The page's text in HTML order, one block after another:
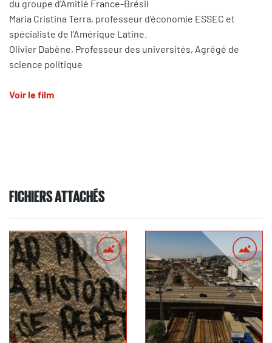
du groupe d’Amitié France-Brésil
Maria Cristina Terra, professeur d’économie ESSEC et
spécialiste de l’Amérique Latine.
Olivier Dabène, Professeur des universités, Agrégé de
science politique​
Voir le film
FICHIERS ATTACHÉS